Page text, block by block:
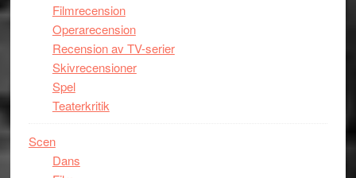
Filmrecension
Operarecension
Recension av TV-serier
Skivrecensioner
Spel
Teaterkritik
Scen
Dans